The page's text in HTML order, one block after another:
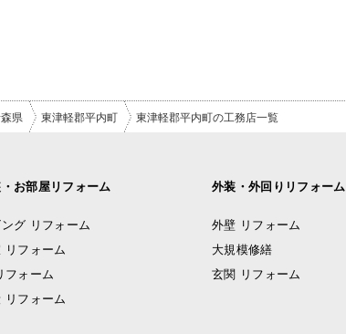
県 東津軽郡平内町 東津軽郡平内町の工務店一覧
お部屋リフォーム
グ リフォーム
リフォーム
フォーム
リフォーム
外装・外回りリフォーム
外壁 リフォーム
大規模修繕
玄関 リフォーム